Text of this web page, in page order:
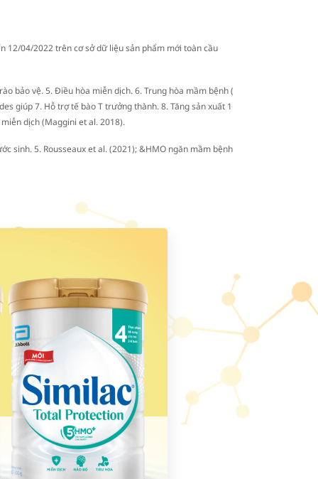
12/04/2022 trên cơ sở dữ liệu sản phẩm mới toàn cầu
bảo vệ. 5. Điều hòa miễn dịch. 6. Trung hòa mầm bệnh (
giúp 7. Hỗ trợ tế bào T trưởng thành. 8. Tăng sản xuất 1
dịch (Maggini et al. 2018).
sinh. 5. Rousseaux et al. (2021); &HMO ngăn mầm bệnh